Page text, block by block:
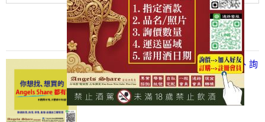
總覽-促銷&活動
all events
【凡酒問Angels Share】線上選酒、詢
(尋)酒、詢價、零售、批發，看這裡!
2024/03/01